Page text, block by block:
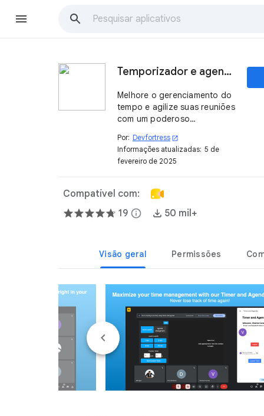
Temporizador e agenda
Melhore o gerenciamento do
tempo e agilize suas reuniões
com um poderoso
Por: Devfortress open_in_new
Informações atualizadas: 5 de
fevereiro de 2025
Compatível com:
19 info 50 mil+
Visão geral Permissões